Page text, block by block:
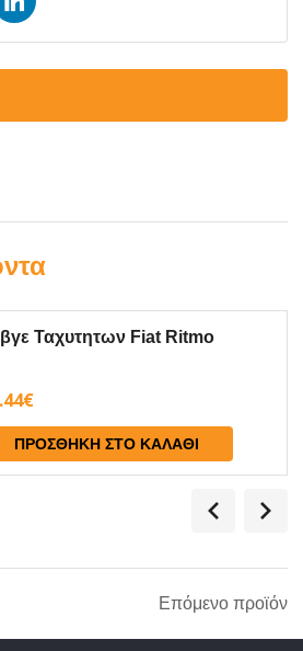
Ταχυτητων Fiat Ritmo
€
ΠΡΟΣΘΉΚΗ ΣΤΟ ΚΑΛΆΘΙ
Επόμενο προϊόν